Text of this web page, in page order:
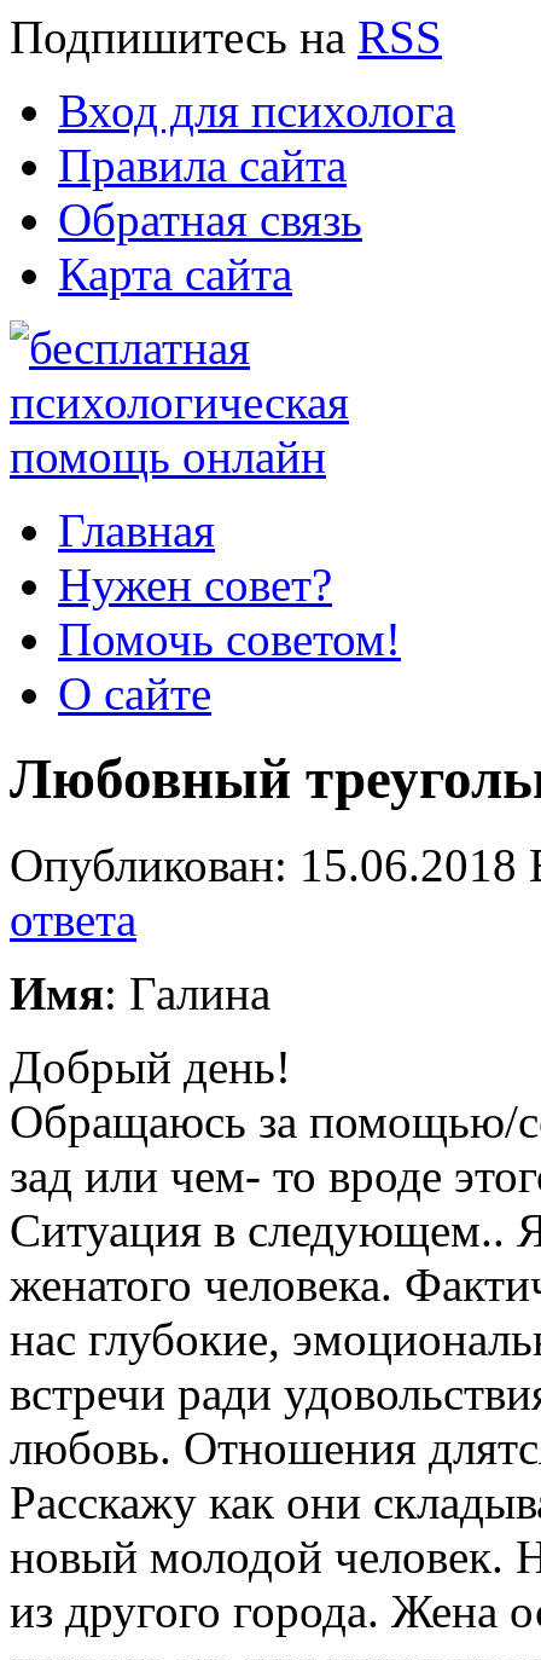
Подпишитесь на RSS
Вход для психолога
Правила сайта
Обратная связь
Карта сайта
Главная
Нужен совет?
Помочь советом!
О сайте
Любовный
Опубликован:
ответа
Имя: Галина
Добрый день!
Обращаюсь за помощью/
зад или чем- то вроде
Ситуация в следующем..
женатого человека.
нас глубокие,
встречи ради
любовь. Отношения
Расскажу как они
новый молодой человек.
из другого города. Жена